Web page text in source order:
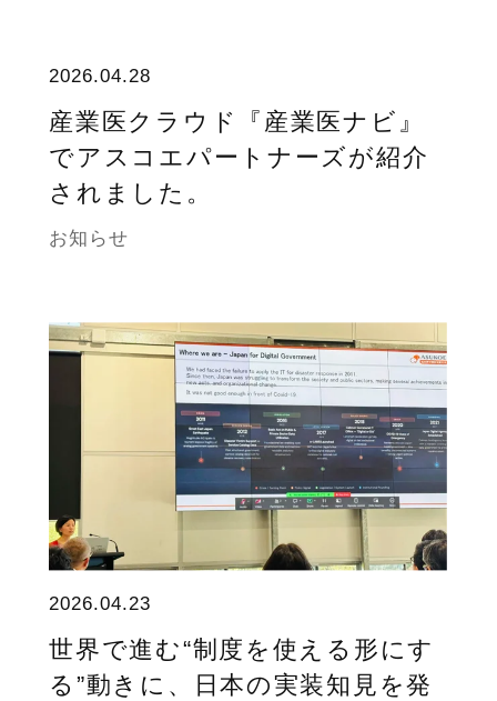
2026.04.28
産業医クラウド『産業医ナビ』
でアスコエパートナーズが紹介
されました。
お知らせ
2026.04.23
世界で進む“制度を使える形にす
る”動きに、日本の実装知見を発